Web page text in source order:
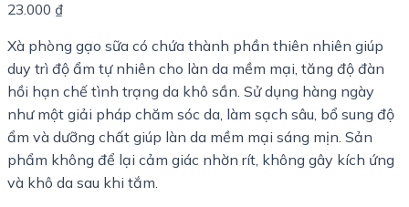
23.000 ₫
Xà phòng gạo sữa có chứa thành phần thiên nhiên giúp
duy trì độ ẩm tự nhiên cho làn da mềm mại, tăng độ đàn
hồi hạn chế tình trạng da khô sần. Sử dụng hàng ngày
như một giải pháp chăm sóc da, làm sạch sâu, bổ sung độ
ẩm và dưỡng chất giúp làn da mềm mại sáng mịn. Sản
phẩm không để lại cảm giác nhờn rít, không gây kích ứng
và khô da sau khi tắm.